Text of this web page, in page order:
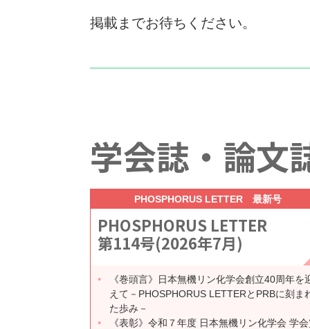
掲載までお待ちください。
学会誌・論文
PHOSPHORUS LETTER 最新号
PHOSPHORUS LETTER
第114号(2026年7月)
《巻頭言》日本無機リン化学会創立40周年を
えて－PHOSPHORUS LETTERとPRBに刻ま
た歩み－
《表彰》令和７年度 日本無機リン化学会 学